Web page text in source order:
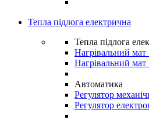
Тепла підлога електрична
Тепла підлога
Нагрівальний
Нагрівальний
Автоматика
Регулятор
Регулятор